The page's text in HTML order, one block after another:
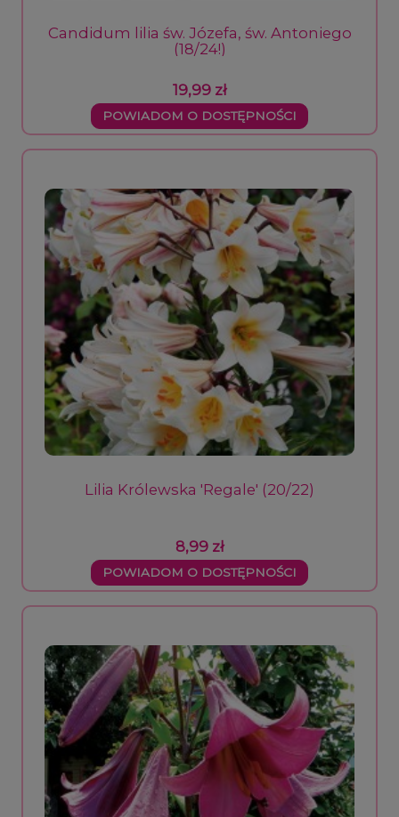
Candidum lilia św. Józefa, św. Antoniego
(18/24!)
19,99 zł
POWIADOM O DOSTĘPNOŚCI
Lilia Królewska 'Regale' (20/22)
8,99 zł
POWIADOM O DOSTĘPNOŚCI